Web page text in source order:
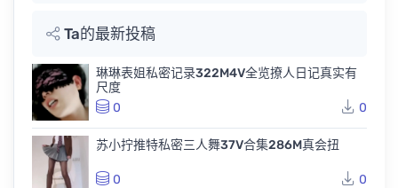
Ta的最新投稿
琳琳表姐私密记录322M4V全览撩人日记真实有
尺度
0
0
苏小拧推特私密三人舞37V合集286M真会扭
0 0